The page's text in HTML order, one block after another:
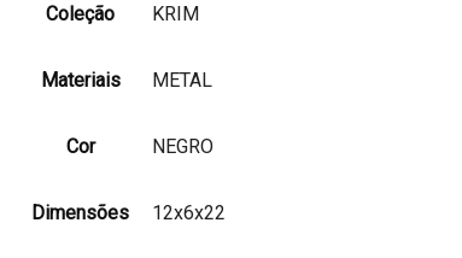
Coleção KRIM
Materiais METAL
Cor NEGRO
Dimensões 12x6x22